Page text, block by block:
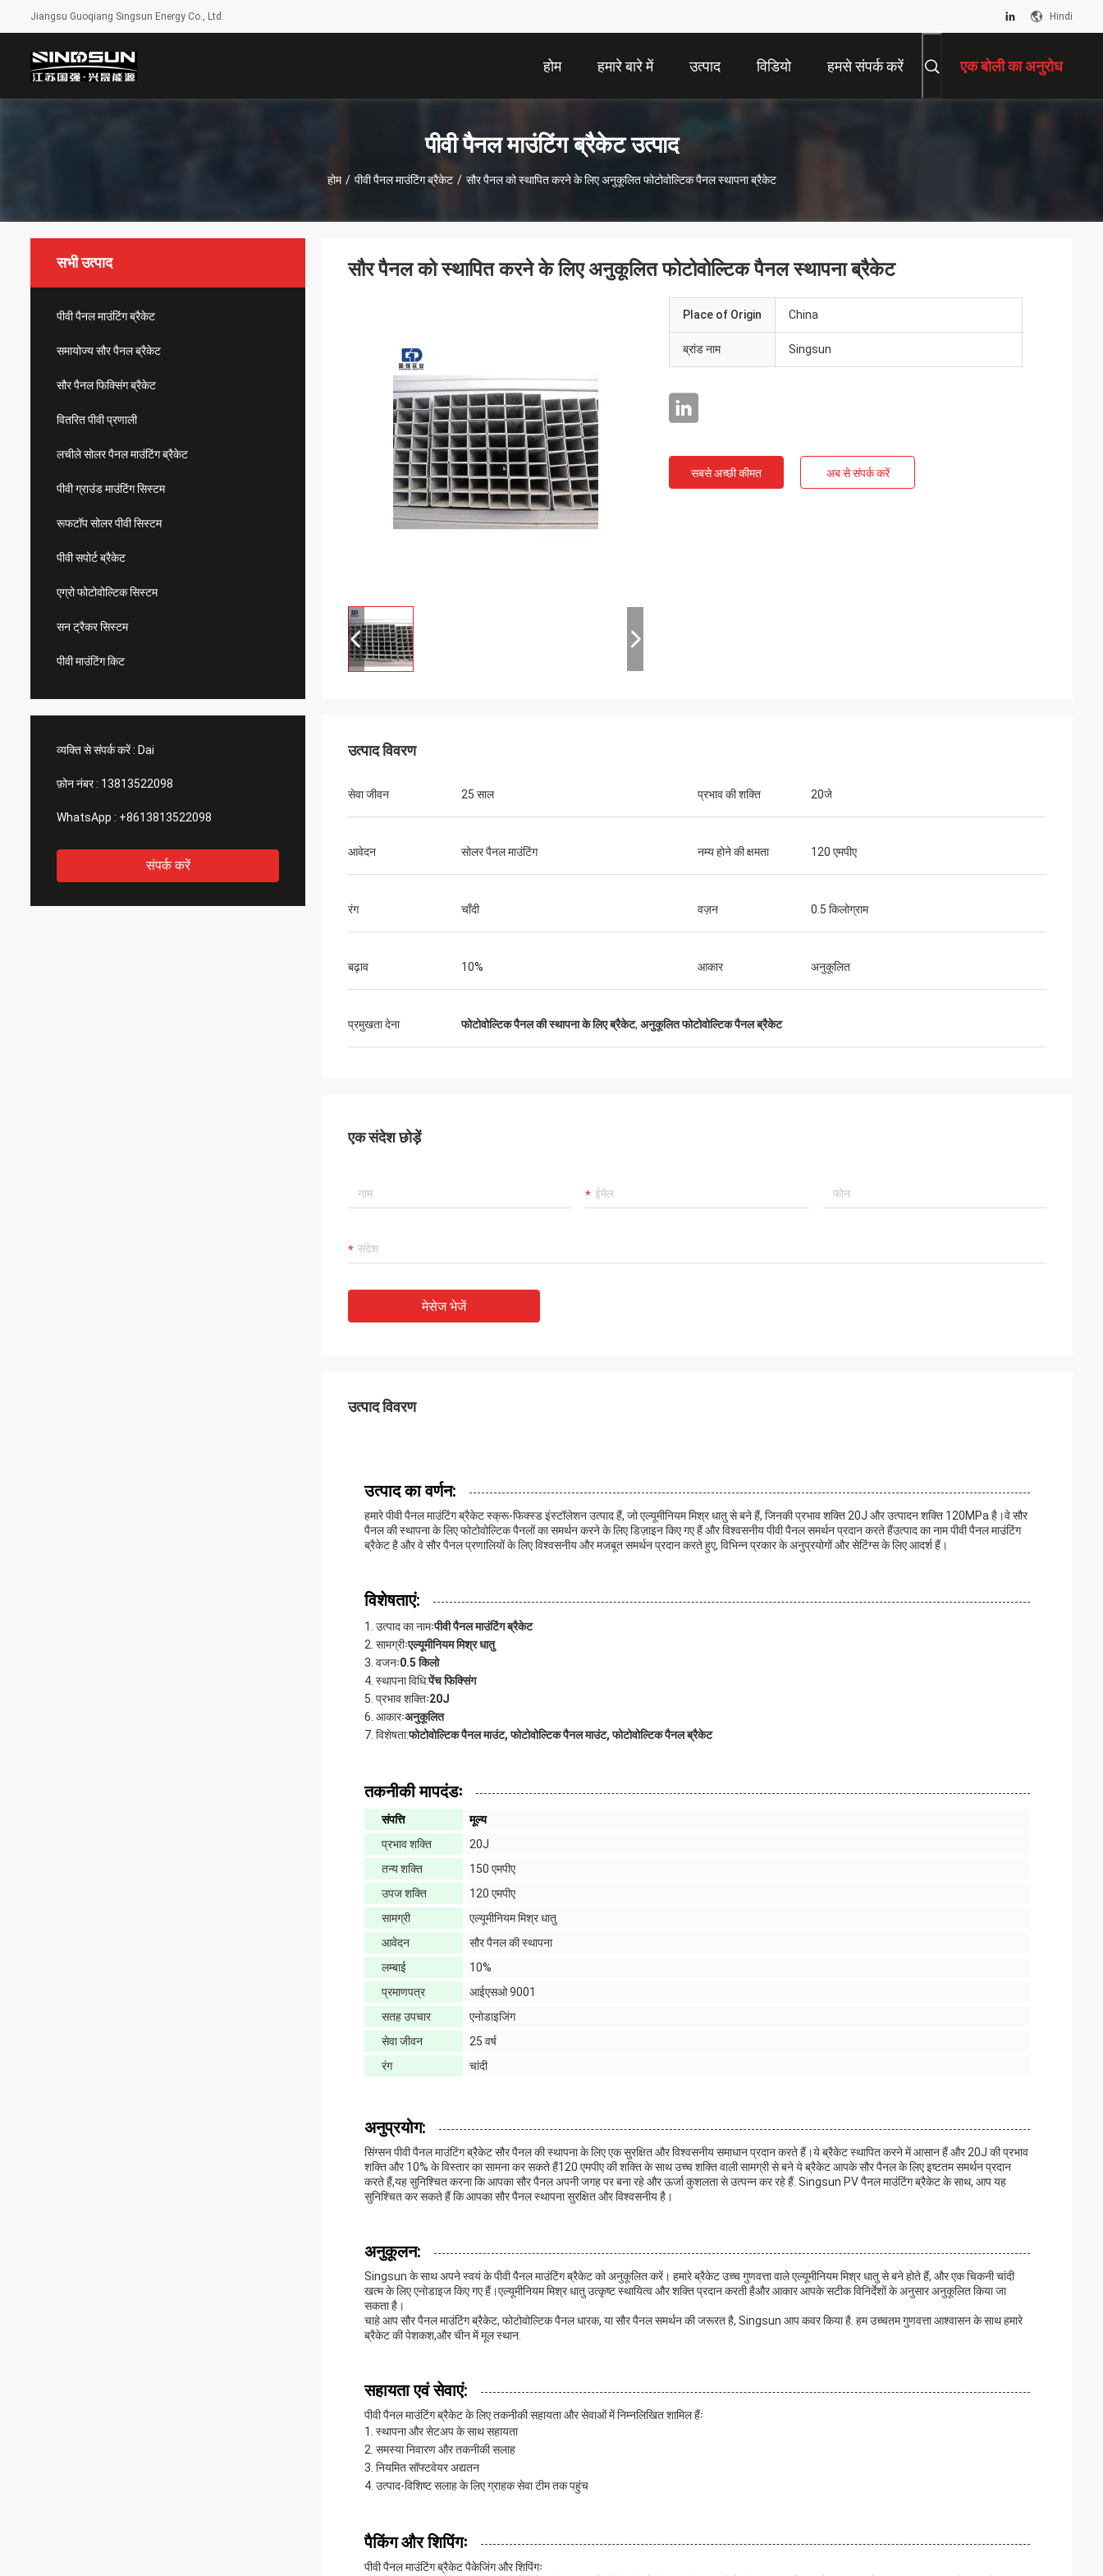
Jiangsu Guoqiang Singsun Energy Co., Ltd. Hindi
होम हमारे बारे में उत्पाद विडियो हमसे संपर्क करें एक बोली का अनुरोध
पीवी पैनल माउंटिंग ब्रैकेट उत्पाद
होम / पीवी पैनल माउंटिंग ब्रैकेट / सौर पैनल को स्थापित करने के लिए अनुकूलित फोटोवोल्टिक पैनल स्थापना ब्रैकेट
सभी उत्पाद
पीवी पैनल माउंटिंग ब्रैकेट
समायोज्य सौर पैनल ब्रैकेट
सौर पैनल फिक्सिंग ब्रैकेट
वितरित पीवी प्रणाली
लचीले सोलर पैनल माउंटिंग ब्रैकेट
पीवी ग्राउंड माउंटिंग सिस्टम
रूफटॉप सोलर पीवी सिस्टम
पीवी सपोर्ट ब्रैकेट
एग्रो फोटोवोल्टिक सिस्टम
सन ट्रैकर सिस्टम
पीवी माउंटिंग किट
व्यक्ति से संपर्क करें : Dai
फ़ोन नंबर : 13813522098
WhatsApp : +8613813522098
संपर्क करें
सौर पैनल को स्थापित करने के लिए अनुकूलित फोटोवोल्टिक पैनल स्थापना ब्रैकेट
Place of Origin China
ब्रांड नाम Singsun
सबसे अच्छी कीमत अब से संपर्क करें
उत्पाद विवरण
सेवा जीवन 25 साल प्रभाव की शक्ति 20जे
आवेदन सोलर पैनल माउंटिंग नम्य होने की क्षमता 120 एमपीए
रंग चाँदी वज़न 0.5 किलोग्राम
बढ़ाव 10% आकार अनुकूलित
प्रमुखता देना फोटोवोल्टिक पैनल की स्थापना के लिए ब्रैकेट, अनुकूलित फोटोवोल्टिक पैनल ब्रैकेट
एक संदेश छोड़ें
मेसेज भेजें
उत्पाद विवरण
उत्पाद का वर्णन:
हमारे पीवी पैनल माउंटिंग ब्रैकेट स्क्रू-फिक्स्ड इंस्टॉलेशन उत्पाद हैं, जो एल्यूमीनियम मिश्र धातु से बने हैं, जिनकी प्रभाव शक्ति 20J और उत्पादन शक्ति 120MPa है।वे सौर
पैनल की स्थापना के लिए फोटोवोल्टिक पैनलों का समर्थन करने के लिए डिज़ाइन किए गए हैं और विश्वसनीय पीवी पैनल समर्थन प्रदान करते हैंउत्पाद का नाम पीवी पैनल माउंटिंग
ब्रैकेट है और वे सौर पैनल प्रणालियों के लिए विश्वसनीय और मजबूत समर्थन प्रदान करते हुए, विभिन्न प्रकार के अनुप्रयोगों और सेटिंग्स के लिए आदर्श हैं।
विशेषताएं:
उत्पाद का नामःपीवी पैनल माउंटिंग ब्रैकेट
सामग्रीःएल्यूमीनियम मिश्र धातु
वजनः0.5 किलो
स्थापना विधि:पेंच फिक्सिंग
प्रभाव शक्तिः20J
आकारःअनुकूलित
विशेषता:फोटोवोल्टिक पैनल माउंट, फोटोवोल्टिक पैनल माउंट, फोटोवोल्टिक पैनल ब्रैकेट
तकनीकी मापदंडः
संपत्ति
मूल्य
प्रभाव शक्ति
20J
तन्य शक्ति
150 एमपीए
उपज शक्ति
120 एमपीए
सामग्री
एल्यूमीनियम मिश्र धातु
आवेदन
सौर पैनल की स्थापना
लम्बाई
10%
प्रमाणपत्र
आईएसओ 9001
सतह उपचार
एनोडाइजिंग
सेवा जीवन
25 वर्ष
रंग
चांदी
अनुप्रयोग:
सिंग्सन पीवी पैनल माउंटिंग ब्रैकेट सौर पैनल की स्थापना के लिए एक सुरक्षित और विश्वसनीय समाधान प्रदान करते हैं।ये ब्रैकेट स्थापित करने में आसान हैं और 20J की प्रभाव
शक्ति और 10% के विस्तार का सामना कर सकते हैं120 एमपीए की शक्ति के साथ उच्च शक्ति वाली सामग्री से बने ये ब्रैकेट आपके सौर पैनल के लिए इष्टतम समर्थन प्रदान
करते हैं,यह सुनिश्चित करना कि आपका सौर पैनल अपनी जगह पर बना रहे और ऊर्जा कुशलता से उत्पन्न कर रहे हैं. Singsun PV पैनल माउंटिंग ब्रैकेट के साथ, आप यह
सुनिश्चित कर सकते हैं कि आपका सौर पैनल स्थापना सुरक्षित और विश्वसनीय है।
अनुकूलन:
Singsun के साथ अपने स्वयं के पीवी पैनल माउंटिंग ब्रैकेट को अनुकूलित करें। हमारे ब्रैकेट उच्च गुणवत्ता वाले एल्यूमीनियम मिश्र धातु से बने होते हैं, और एक चिकनी चांदी
खत्म के लिए एनोडाइज किए गए हैं।एल्यूमीनियम मिश्र धातु उत्कृष्ट स्थायित्व और शक्ति प्रदान करती हैऔर आकार आपके सटीक विनिर्देशों के अनुसार अनुकूलित किया जा
सकता है।
चाहे आप सौर पैनल माउंटिंग ब्रैकेट, फोटोवोल्टिक पैनल धारक, या सौर पैनल समर्थन की जरूरत है, Singsun आप कवर किया है. हम उच्चतम गुणवत्ता आश्वासन के साथ हमारे
ब्रैकेट की पेशकश,और चीन में मूल स्थान.
सहायता एवं सेवाएं:
पीवी पैनल माउंटिंग ब्रैकेट के लिए तकनीकी सहायता और सेवाओं में निम्नलिखित शामिल हैंः
स्थापना और सेटअप के साथ सहायता
समस्या निवारण और तकनीकी सलाह
नियमित सॉफ्टवेयर अद्यतन
उत्पाद-विशिष्ट सलाह के लिए ग्राहक सेवा टीम तक पहुंच
पैकिंग और शिपिंगः
पीवी पैनल माउंटिंग ब्रैकेट पैकेजिंग और शिपिंगः